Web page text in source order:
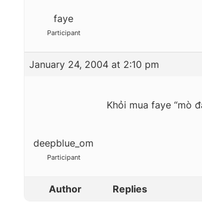
faye
Participant
January 24, 2004 at 2:10 pm
deepblue_om
Participant
Khỏi mua faye “mò
Author Replies